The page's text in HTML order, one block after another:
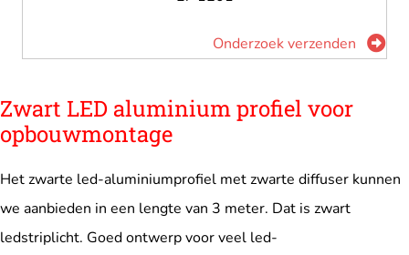
Onderzoek verzenden
Zwart LED aluminium profiel voor
opbouwmontage
Het zwarte led-aluminiumprofiel met zwarte diffuser kunnen
we aanbieden in een lengte van 3 meter. Dat is zwart
ledstriplicht. Goed ontwerp voor veel led-